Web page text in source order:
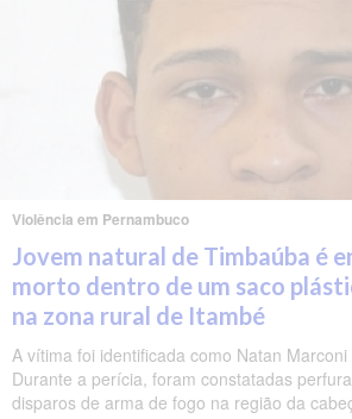
Violência em Pernambuco
Jovem natural de Timbaúba é
morto dentro de um saco
na zona rural de Itambé
A vítima foi identificada como Natan Marconi
Durante a perícia, foram constatadas
disparos de arma de fogo na região da